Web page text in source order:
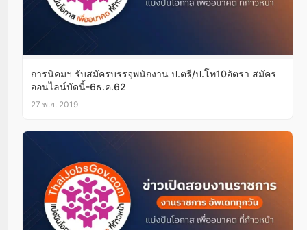
การนิคมฯ รับสมัครบรรจุพนักงาน ป.ตรี/ป.โท10อัตรา สมัคร
ออนไลน์บัดนี้-6ธ.ค.62
27 พ.ย. 2019